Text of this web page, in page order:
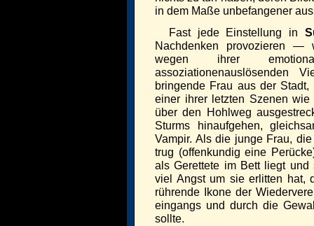
in dem Maße unbefangener
Fast jede Einstellung in
Nachdenken provozieren —
wegen ihrer
assoziationenauslösenden
bringende Frau aus der
einer ihrer letzten Szenen
über den Hohlweg
Sturms hinaufgehen,
Vampir. Als die junge Frau,
trug (offenkundig eine
als Gerettete im Bett liegt
viel Angst um sie erlitten hat,
rührende Ikone der
eingangs und durch die
sollte.